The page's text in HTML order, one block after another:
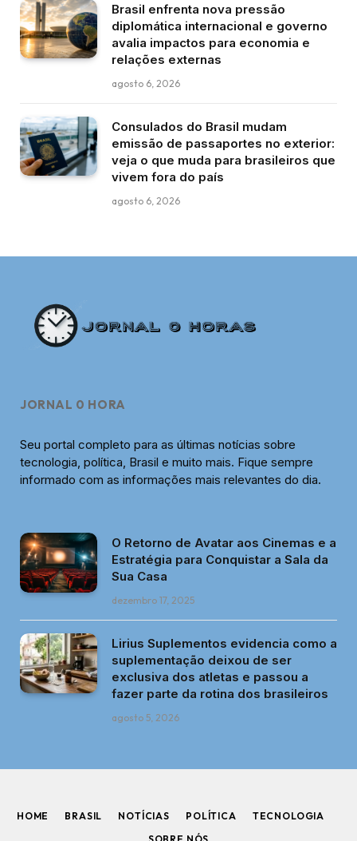
Brasil enfrenta nova pressão
diplomática internacional e governo
avalia impactos para economia e
relações externas
agosto 6, 2026
Consulados do Brasil mudam
emissão de passaportes no exterior:
veja o que muda para brasileiros que
vivem fora do país
agosto 6, 2026
JORNAL 0 HORA
Seu portal completo para as últimas notícias sobre
tecnologia, política, Brasil e muito mais. Fique sempre
informado com as informações mais relevantes do dia.
O Retorno de Avatar aos Cinemas e a
Estratégia para Conquistar a Sala da
Sua Casa
dezembro 17, 2025
Lirius Suplementos evidencia como a
suplementação deixou de ser
exclusiva dos atletas e passou a
fazer parte da rotina dos brasileiros
agosto 5, 2026
HOME BRASIL NOTÍCIAS POLÍTICA
TECNOLOGIA